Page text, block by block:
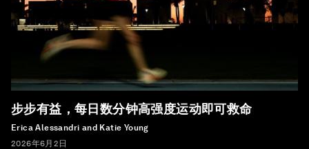
步步有益，每日数分钟高强度运动即可救命
Erica Alessandri and Katie Young
2026年6月2日